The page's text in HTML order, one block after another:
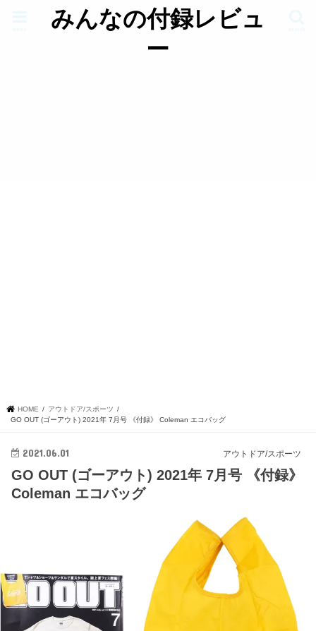
みんなの付録レビュ
ー
HOME
アウトドア/スポーツ
GO OUT (ゴーアウト) 2021年 7月号 《付録》 Coleman エコバッグ
アウトドア/スポーツ
2021.06.01
GO OUT (ゴーアウト) 2021年 7月号 《付録》
Coleman エコバッグ